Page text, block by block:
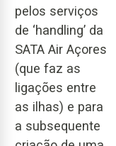
pelos serviços
de ‘handling’ da
SATA Air Açores
(que faz as
ligações entre
as ilhas) e para
a subsequente